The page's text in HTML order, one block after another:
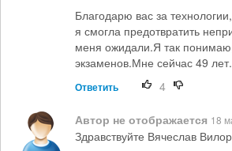
Благодарю вас за
я смогла предотвратить
меня ожидали.Я так
экзаменов.Мне сейчас 49 лет.
Ответить 4
Автор не отображается 18
Здравствуйте Вячеслав